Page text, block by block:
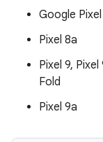
Google
Pixel 8a
Pixel 9,
Fold
Pixel 9a